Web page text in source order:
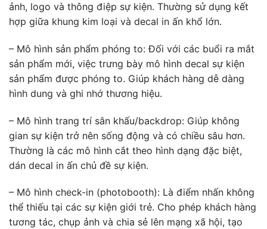
ảnh, logo và thông điệp sự kiện. Thường sử dụng kết
hợp giữa khung kim loại và decal in ấn khổ lớn.
– Mô hình sản phẩm phóng to: Đối với các buổi ra mắt
sản phẩm mới, việc trưng bày mô hình decal sự kiện
sản phẩm được phóng to. Giúp khách hàng dễ dàng
hình dung và ghi nhớ thương hiệu.
– Mô hình trang trí sân khấu/backdrop: Giúp không
gian sự kiện trở nên sống động và có chiều sâu hơn.
Thường là các mô hình cắt theo hình dạng đặc biệt,
dán decal in ấn chủ đề sự kiện.
– Mô hình check-in (photobooth): Là điểm nhấn không
thể thiếu tại các sự kiện giới trẻ. Cho phép khách hàng
tương tác, chụp ảnh và chia sẻ lên mạng xã hội, tạo